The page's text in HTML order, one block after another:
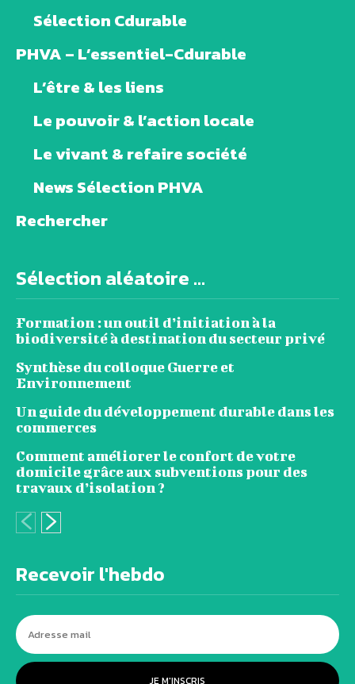
Sélection Cdurable
PHVA – L’essentiel-Cdurable
L’être & les liens
Le pouvoir & l’action locale
Le vivant & refaire société
News Sélection PHVA
Rechercher
Sélection aléatoire ...
Formation : un outil d’initiation à la
biodiversité à destination du secteur privé
Synthèse du colloque Guerre et
Environnement
Un guide du développement durable dans les
commerces
Comment améliorer le confort de votre
domicile grâce aux subventions pour des
travaux d’isolation ?
Recevoir l'hebdo
JE M'INSCRIS